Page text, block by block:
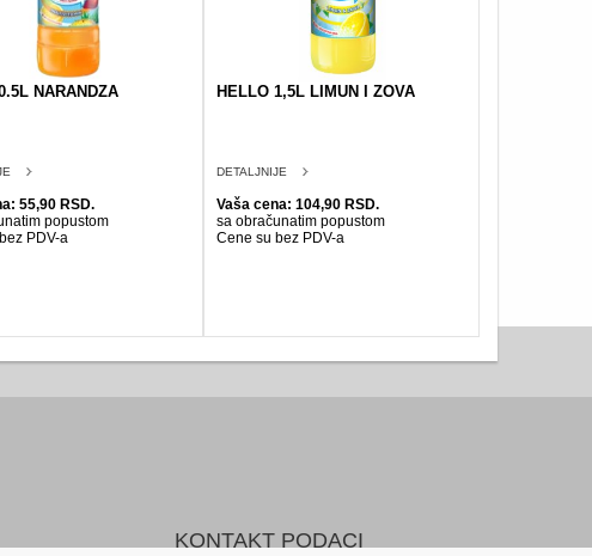
NARANDZA
55,90 RSD.
popustom
PDV-a
HELLO 1,5L LIMUN I ZOVA
DETALJNIJE
Vaša cena: 104,90 RSD.
sa obračunatim popustom
Cene su bez PDV-a
KONTAKT PODACI